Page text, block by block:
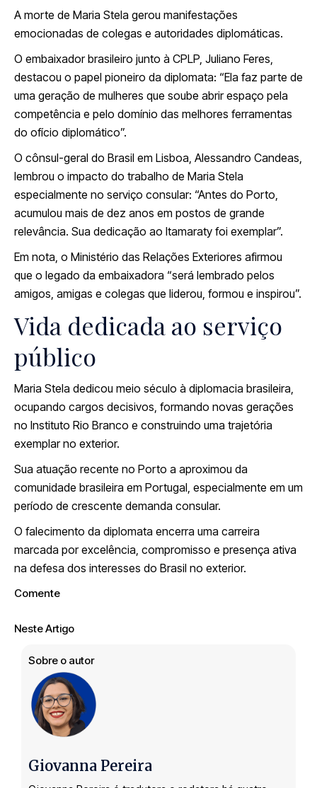
A morte de Maria Stela gerou manifestações
emocionadas de colegas e autoridades diplomáticas.
O embaixador brasileiro junto à CPLP, Juliano Feres,
destacou o papel pioneiro da diplomata: “Ela faz parte de
uma geração de mulheres que soube abrir espaço pela
competência e pelo domínio das melhores ferramentas
do ofício diplomático”.
O cônsul-geral do Brasil em Lisboa, Alessandro Candeas,
lembrou o impacto do trabalho de Maria Stela
especialmente no serviço consular: “Antes do Porto,
acumulou mais de dez anos em postos de grande
relevância. Sua dedicação ao Itamaraty foi exemplar”.
Em nota, o Ministério das Relações Exteriores afirmou
que o legado da embaixadora “será lembrado pelos
amigos, amigas e colegas que liderou, formou e inspirou”.
Vida dedicada ao serviço
público
Maria Stela dedicou meio século à diplomacia brasileira,
ocupando cargos decisivos, formando novas gerações
no Instituto Rio Branco e construindo uma trajetória
exemplar no exterior.
Sua atuação recente no Porto a aproximou da
comunidade brasileira em Portugal, especialmente em um
período de crescente demanda consular.
O falecimento da diplomata encerra uma carreira
marcada por excelência, compromisso e presença ativa
na defesa dos interesses do Brasil no exterior.
Comente
Neste Artigo
Sobre o autor
Giovanna Pereira